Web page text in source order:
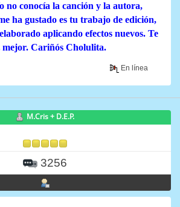
no conocía la canción y la autora,
ha gustado es tu trabajo de edición,
aplicando efectos nuevos. Te
mejor. Cariñós Cholulita.
En línea
M.Cris + D.E.P.
3256